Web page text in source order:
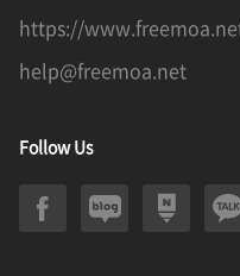
https://
help@freemoa.net
Follow Us